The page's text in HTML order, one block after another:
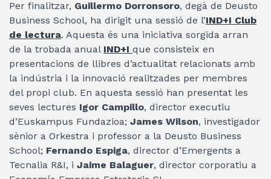
Per finalitzar, Guillermo Dorronsoro, degà de Deusto
Business School, ha dirigit una sessió de l’IND+I Club
de lectura. Aquesta és una iniciativa sorgida arran
de la trobada anual IND+I que consisteix en
presentacions de llibres d’actualitat relacionats amb
la indústria i la innovació realitzades per membres
del propi club. En aquesta sessió han presentat les
seves lectures Igor Campillo, director executiu
d’Euskampus Fundazioa; James Wilson, investigador
sènior a Orkestra i professor a la Deusto Business
School; Fernando Espiga, director d’Emergents a
Tecnalia R&I, i Jaime Balaguer, director corporatiu a